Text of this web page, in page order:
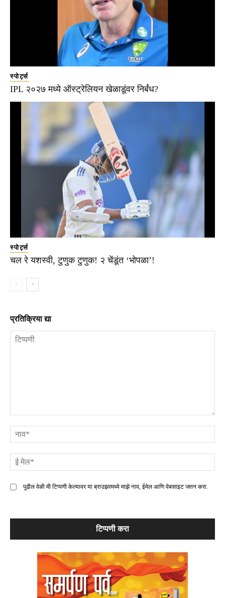
स्पोर्ट्स
IPL २०२७ मध्ये ऑस्ट्रेलियन खेळाडूंवर निर्बंध?
स्पोर्ट्स
चल रे यशस्वी, टुणुक टुणुक! २ चेंडूंत ‘भोपळा’!
प्रतिक्रिया द्या
पुढील वेळी मी टिप्पणी केल्यावर या ब्राउझरमध्ये माझे नाव, ईमेल आणि वेबसाइट जतन करा.